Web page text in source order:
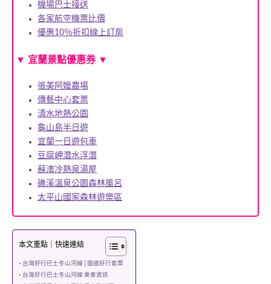
機場巴士接送
各家航空機票比價
優惠10％折扣線上訂房
▼ 宜蘭景點優惠券 ▼
張美阿嬤農場
傳藝中心套票
清水地熱公園
龜山島半日遊
宜蘭一日遊包車
豆腐岬潛水浮潛
蘇澳冷熱泉湯屋
礁溪溫泉公園森林風呂
太平山國家森林遊樂區
本文重點｜快速連結
台灣好行巴士冬山河線│國道好行套票
台灣好行巴士冬山河線 乘車資訊